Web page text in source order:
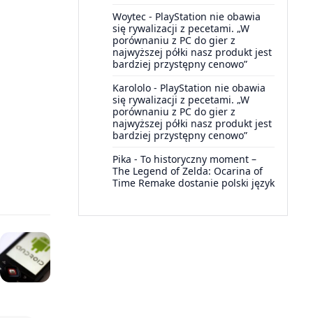
Woytec - PlayStation nie obawia
się rywalizacji z pecetami. „W
porównaniu z PC do gier z
najwyższej półki nasz produkt jest
bardziej przystępny cenowo”
Karololo - PlayStation nie obawia
się rywalizacji z pecetami. „W
porównaniu z PC do gier z
najwyższej półki nasz produkt jest
bardziej przystępny cenowo”
Pika - To historyczny moment –
The Legend of Zelda: Ocarina of
Time Remake dostanie polski język